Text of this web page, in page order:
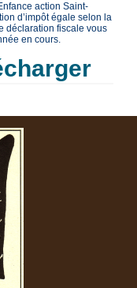
action Saint-
d’impôt égale selon la
déclaration fiscale vous
en cours.